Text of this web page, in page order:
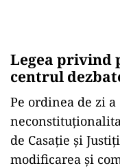
Legea privind
centrul
Pe ordinea de zi
de Casaţie şi
modificarea şi